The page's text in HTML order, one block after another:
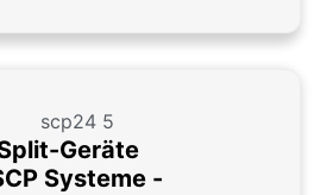
Geräte
Systeme -